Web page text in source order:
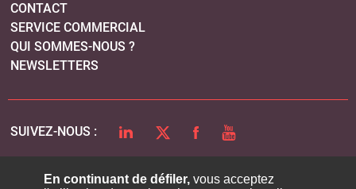
CONTACT
SERVICE COMMERCIAL
QUI SOMMES-NOUS ?
NEWSLETTERS
SUIVEZ-NOUS : LINKEDINTWITTERFACEBOOK
YOUTUBE
En continuant de défiler,vous acceptez